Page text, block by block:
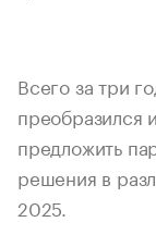
Всего за три
преобразился
предложить
решения в
2025.